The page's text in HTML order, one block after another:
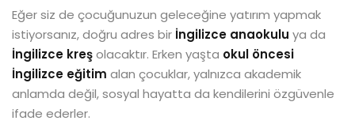
Eğer siz de çocuğunuzun geleceğine yatırım yapmak
istiyorsanız, doğru adres bir İngilizce anaokulu ya da
İngilizce kreşolacaktır. Erken yaşta okul öncesi
İngilizce eğitim alan çocuklar, yalnızca akademik
anlamda değil, sosyal hayatta da kendilerini özgüvenle
ifade ederler.